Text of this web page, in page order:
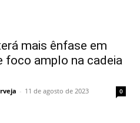
mais ênfase em
foco amplo na cadeia
- 11 de agosto de 2023 0